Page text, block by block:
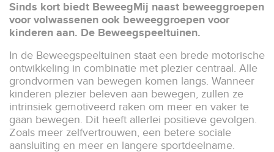
Sinds kort biedt BeweegMij naast beweeggroepen
voor volwassenen ook beweeggroepen voor
kinderen aan. De Beweegspeeltuinen.
In de Beweegspeeltuinen staat een brede motorische
ontwikkeling in combinatie met plezier centraal. Alle
grondvormen van bewegen komen langs. Wanneer
kinderen plezier beleven aan bewegen, zullen ze
intrinsiek gemotiveerd raken om meer en vaker te
gaan bewegen. Dit heeft allerlei positieve gevolgen.
Zoals meer zelfvertrouwen, een betere sociale
aansluiting en meer en langere sportdeelname.